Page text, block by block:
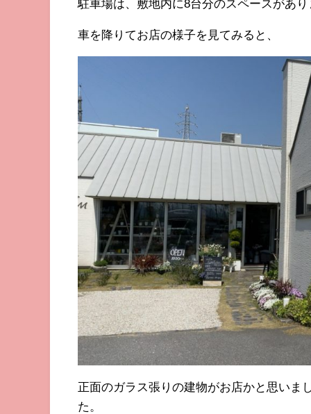
駐車場は、敷地内に8台分のスペースがあり
車を降りてお店の様子を見てみると、
正面のガラス張りの建物がお店かと思いま
た。